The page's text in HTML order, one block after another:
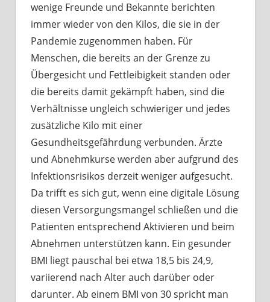
wenige Freunde und Bekannte berichten
immer wieder von den Kilos, die sie in der
Pandemie zugenommen haben. Für
Menschen, die bereits an der Grenze zu
Übergesicht und Fettleibigkeit standen oder
die bereits damit gekämpft haben, sind die
Verhältnisse ungleich schwieriger und jedes
zusätzliche Kilo mit einer
Gesundheitsgefährdung verbunden. Ärzte
und Abnehmkurse werden aber aufgrund des
Infektionsrisikos derzeit weniger aufgesucht.
Da trifft es sich gut, wenn eine digitale Lösung
diesen Versorgungsmangel schließen und die
Patienten entsprechend Aktivieren und beim
Abnehmen unterstützen kann. Ein gesunder
BMI liegt pauschal bei etwa 18,5 bis 24,9,
variierend nach Alter auch darüber oder
darunter. Ab einem BMI von 30 spricht man